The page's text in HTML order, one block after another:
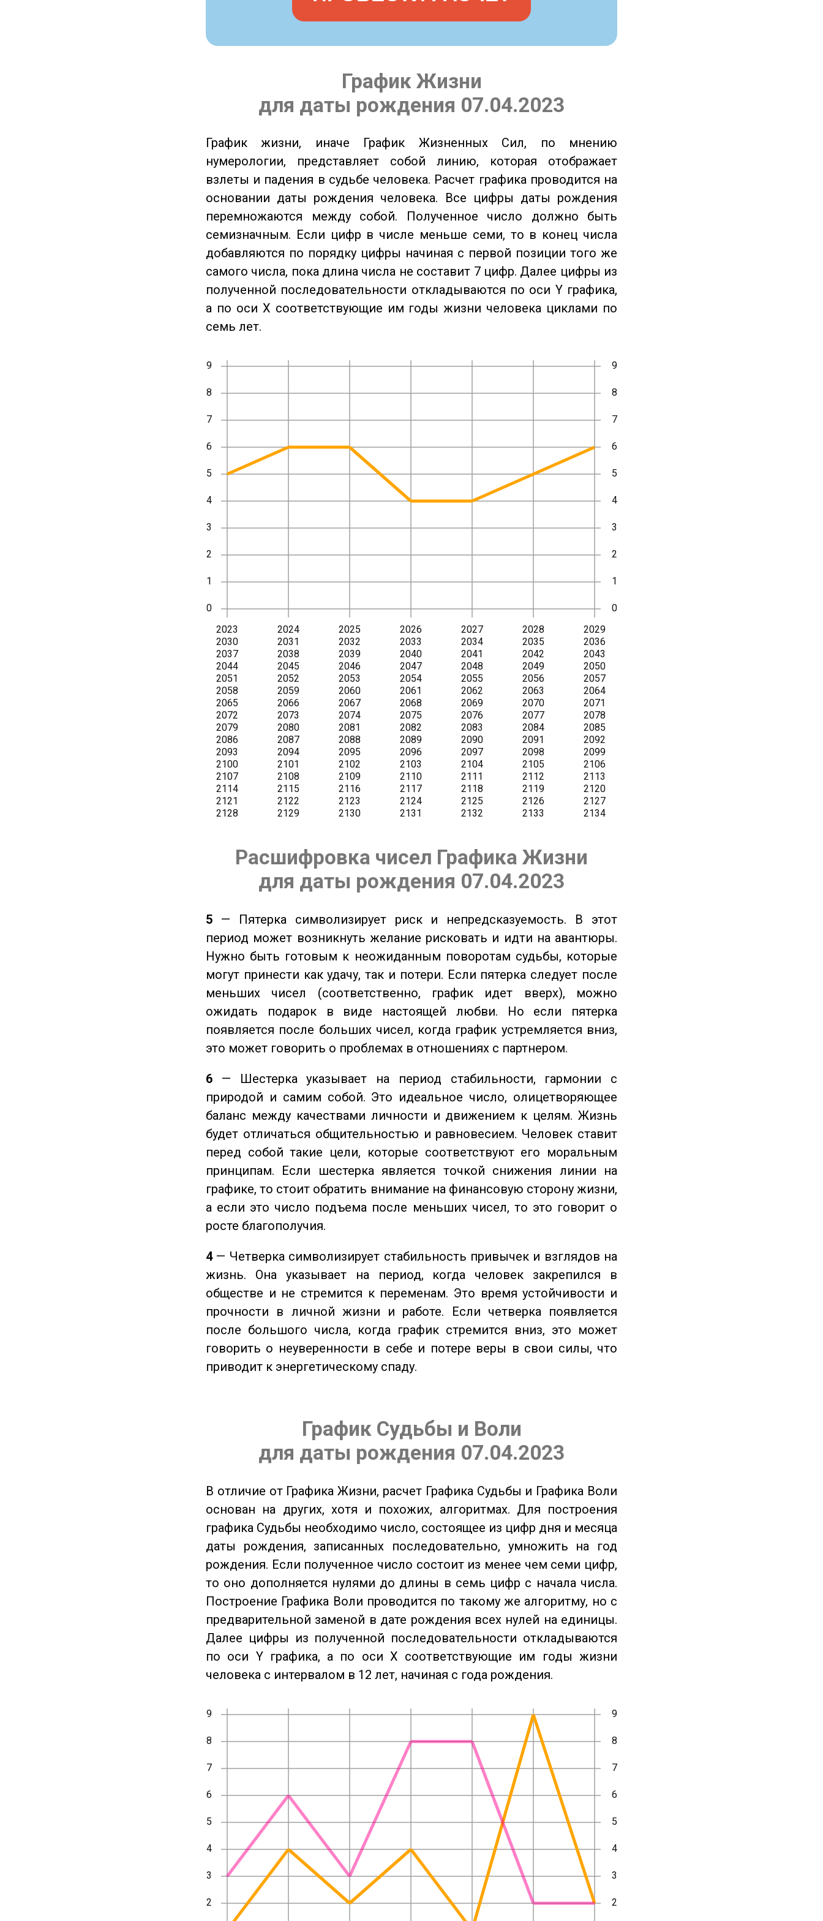
График Жизни
для даты рождения 07.04.2023
График жизни, иначе График Жизненных Сил, по мнению
нумерологии, представляет собой линию, которая отображает
взлеты и падения в судьбе человека. Расчет графика проводится на
основании даты рождения человека. Все цифры даты рождения
перемножаются между собой. Полученное число должно быть
семизначным. Если цифр в числе меньше семи, то в конец числа
добавляются по порядку цифры начиная с первой позиции того же
самого числа, пока длина числа не составит 7 цифр. Далее цифры из
полученной последовательности откладываются по оси Y графика,
а по оси X соответствующие им годы жизни человека циклами по
семь лет.
Расшифровка чисел Графика Жизни
для даты рождения 07.04.2023
5 — Пятерка символизирует риск и непредсказуемость. В этот
период может возникнуть желание рисковать и идти на авантюры.
Нужно быть готовым к неожиданным поворотам судьбы, которые
могут принести как удачу, так и потери. Если пятерка следует после
меньших чисел (соответственно, график идет вверх), можно
ожидать подарок в виде настоящей любви. Но если пятерка
появляется после больших чисел, когда график устремляется вниз,
это может говорить о проблемах в отношениях с партнером.
6 — Шестерка указывает на период стабильности, гармонии с
природой и самим собой. Это идеальное число, олицетворяющее
баланс между качествами личности и движением к целям. Жизнь
будет отличаться общительностью и равновесием. Человек ставит
перед собой такие цели, которые соответствуют его моральным
принципам. Если шестерка является точкой снижения линии на
графике, то стоит обратить внимание на финансовую сторону жизни,
а если это число подъема после меньших чисел, то это говорит о
росте благополучия.
4— Четверка символизирует стабильность привычек и взглядов на
жизнь. Она указывает на период, когда человек закрепился в
обществе и не стремится к переменам. Это время устойчивости и
прочности в личной жизни и работе. Если четверка появляется
после большого числа, когда график стремится вниз, это может
говорить о неуверенности в себе и потере веры в свои силы, что
приводит к энергетическому спаду.
График Судьбы и Воли
для даты рождения 07.04.2023
В отличие от Графика Жизни, расчет Графика Судьбы и Графика Воли
основан на других, хотя и похожих, алгоритмах. Для построения
графика Судьбы необходимо число, состоящее из цифр дня и месяца
даты рождения, записанных последовательно, умножить на год
рождения. Если полученное число состоит из менее чем семи цифр,
то оно дополняется нулями до длины в семь цифр с начала числа.
Построение Графика Воли проводится по такому же алгоритму, но с
предварительной заменой в дате рождения всех нулей на единицы.
Далее цифры из полученной последовательности откладываются
по оси Y графика, а по оси X соответствующие им годы жизни
человека с интервалом в 12 лет, начиная с года рождения.